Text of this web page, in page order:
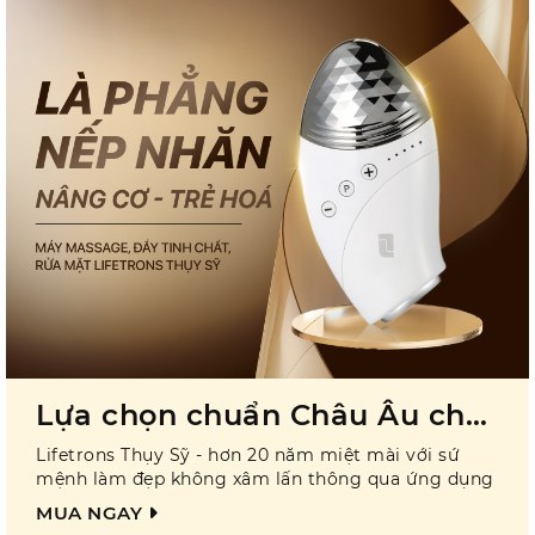
Lựa chọn chuẩn Châu Âu cho
làn da không tuổi
Lifetrons Thụy Sỹ - hơn 20 năm miệt mài với sứ
mệnh làm đẹp không xâm lấn thông qua ứng dụng
công nghệ hiện đại hàng đầu, cho ra đời những sản
phẩm đạt các tiêu chuẩn chất lượng nghiêm ngặt
MUA NGAY